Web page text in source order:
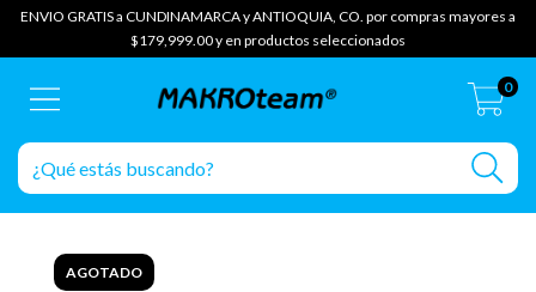
ENVIO GRATIS a CUNDINAMARCA y ANTIOQUIA, CO. por compras mayores a
$179,999.00 y en productos seleccionados
0
AGOTADO